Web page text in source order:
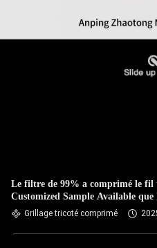
Le filtre de 99% a comprimé le fil
Customized Sample Available
Grillage tricoté comprimé